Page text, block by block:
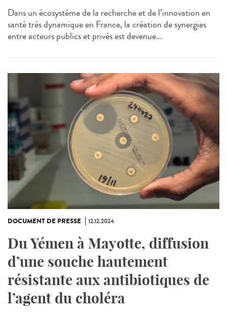
Dans un écosystème de la recherche et de l’innovation en
santé très dynamique en France, la création de synergies
entre acteurs publics et privés est devenue...
DOCUMENT DE PRESSE 12.12.2024
Du Yémen à Mayotte, diffusion
d’une souche hautement
résistante aux antibiotiques de
l’agent du choléra